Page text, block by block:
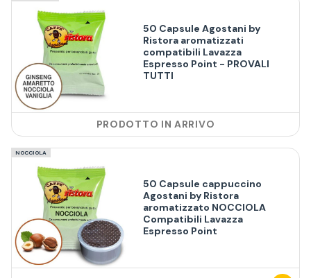
50 Capsule Agostani by
Ristora aromatizzati
compatibili Lavazza
Espresso Point - PROVALI
TUTTI
PRODOTTO IN ARRIVO
NOCCIOLA
50 Capsule cappuccino
Agostani by Ristora
aromatizzato NOCCIOLA
Compatibili Lavazza
Espresso Point